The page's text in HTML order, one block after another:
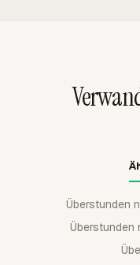
Überstunden
Überstunden